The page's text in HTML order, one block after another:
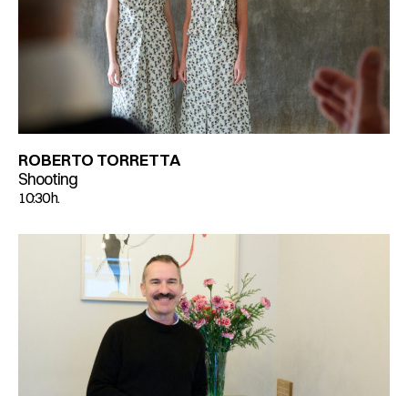
ROBERTO TORRETTA
Shooting
10:30 h.